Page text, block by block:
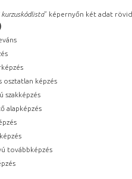
” képernyőn két adat
osztatlan képzés
szakképzés
alapképzés
továbbképzés